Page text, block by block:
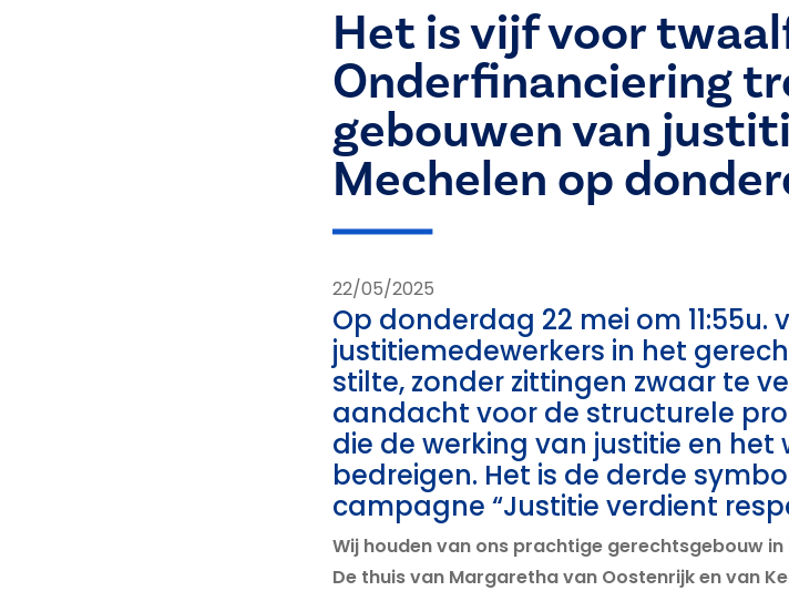
Het is vijf voor
Onderfinanciering
gebouwen van
Mechelen op
22/05/2025
Op donderdag 22 mei om
justitiemedewerkers in het
stilte, zonder zittingen zwaar te
aandacht voor de structurele
die de werking van justitie en het
bedreigen. Het is de derde
campagne “Justitie verdient
Wij houden van ons prachtige gerechtsgebouw
De thuis van Margaretha van Oostenrijk en van